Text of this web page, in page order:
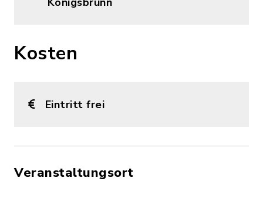
Kosten
Eintritt frei
Veranstaltungsort